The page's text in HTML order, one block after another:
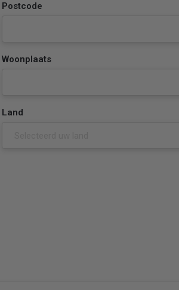
Postcode
Woonplaats
Land